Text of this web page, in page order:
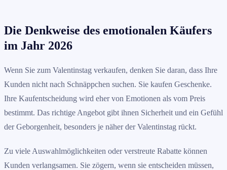
Die Denkweise des emotionalen Käufers
im Jahr 2026
Wenn Sie zum Valentinstag verkaufen, denken Sie daran, dass Ihre
Kunden nicht nach Schnäppchen suchen. Sie kaufen Geschenke.
Ihre Kaufentscheidung wird eher von Emotionen als vom Preis
bestimmt. Das richtige Angebot gibt ihnen Sicherheit und ein Gefühl
der Geborgenheit, besonders je näher der Valentinstag rückt.
Zu viele Auswahlmöglichkeiten oder verstreute Rabatte können
Kunden verlangsamen. Sie zögern, wenn sie entscheiden müssen,